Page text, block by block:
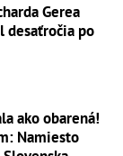
Gerea
desaťročia po
ako obarená!
Namiesto